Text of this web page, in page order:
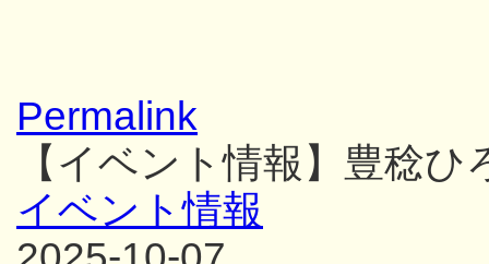
Permalink
【イベント情報】豊稔
イベント情報